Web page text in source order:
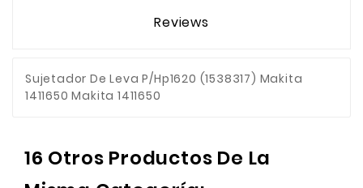
Reviews
Sujetador De Leva P/Hp1620 (1538317) Makita
1411650 Makita 1411650
16 Otros Productos De La